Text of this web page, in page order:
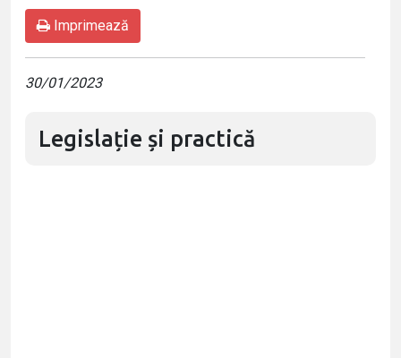
Imprimează
30/01/2023
Legislație și practică